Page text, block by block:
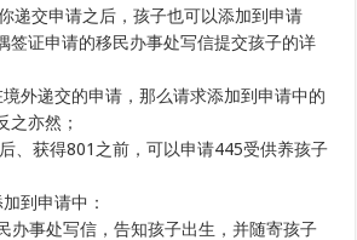
递交申请之后，孩子也可以添加到申请
签证申请的移民办事处写信提交孩子的详
境外递交的申请，那么请求添加到申请中的
之亦然；
、获得801之前，可以申请445受供养孩子
到申请中：
办事处写信，告知孩子出生，并随寄孩子